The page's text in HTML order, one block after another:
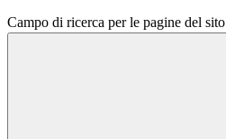
Campo di ricerca per le pagine del sito